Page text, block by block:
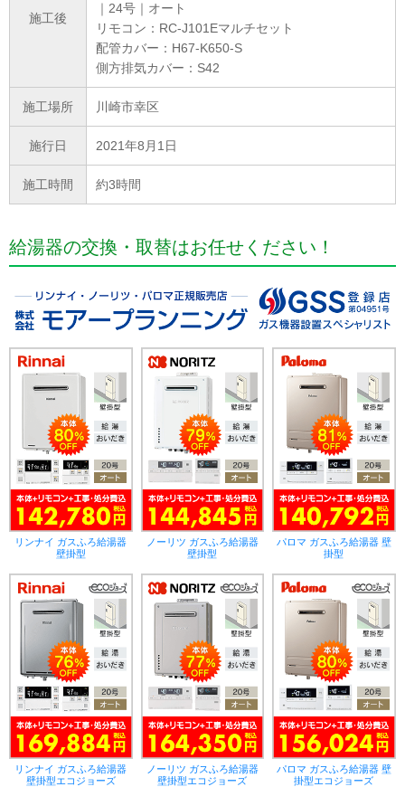
施工後
｜24号｜オート
リモコン：RC-J101Eマルチセット
配管カバー：H67-K650-S
側方排気カバー：S42
施工場所 川崎市幸区
施行日 2021年8月1日
施工時間 約3時間
給湯器の交換・取替はお任せください！
リンナイ ガスふろ給湯器
壁掛型
ノーリツ ガスふろ給湯器
壁掛型
パロマ ガスふろ給湯器 壁
掛型
リンナイ ガスふろ給湯器
壁掛型エコジョーズ
ノーリツ ガスふろ給湯器
壁掛型エコジョーズ
パロマ ガスふろ給湯器 壁
掛型エコジョーズ